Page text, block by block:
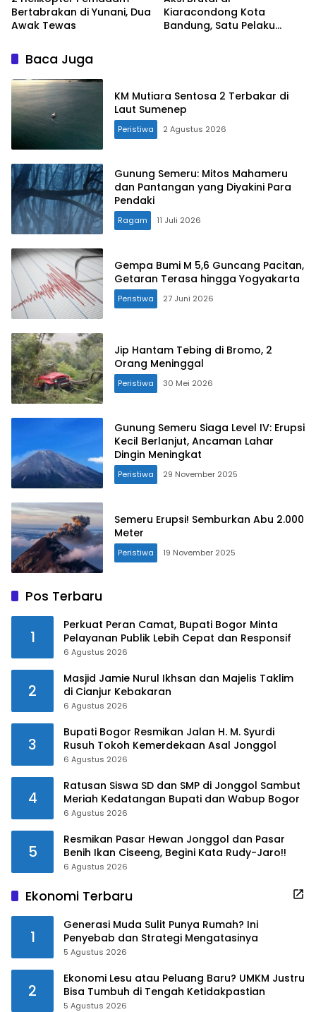
Bertabrakan di Yunani, Dua
Awak Tewas
Kiaracondong Kota
Bandung, Satu Pelaku
Baca Juga
KM Mutiara Sentosa 2 Terbakar di
Laut Sumenep
Peristiwa 2 Agustus 2026
Gunung Semeru: Mitos Mahameru
dan Pantangan yang Diyakini Para
Pendaki
Ragam 11 Juli 2026
Gempa Bumi M 5,6 Guncang Pacitan,
Getaran Terasa hingga Yogyakarta
Peristiwa 27 Juni 2026
Jip Hantam Tebing di Bromo, 2
Orang Meninggal
Peristiwa 30 Mei 2026
Gunung Semeru Siaga Level IV: Erupsi
Kecil Berlanjut, Ancaman Lahar
Dingin Meningkat
Peristiwa 29 November 2025
Semeru Erupsi! Semburkan Abu 2.000
Meter
Peristiwa 19 November 2025
Pos Terbaru
1
Perkuat Peran Camat, Bupati Bogor Minta
Pelayanan Publik Lebih Cepat dan Responsif
6 Agustus 2026
2
Masjid Jamie Nurul Ikhsan dan Majelis Taklim
di Cianjur Kebakaran
6 Agustus 2026
3
Bupati Bogor Resmikan Jalan H. M. Syurdi
Rusuh Tokoh Kemerdekaan Asal Jonggol
6 Agustus 2026
4
Ratusan Siswa SD dan SMP di Jonggol Sambut
Meriah Kedatangan Bupati dan Wabup Bogor
6 Agustus 2026
5
Resmikan Pasar Hewan Jonggol dan Pasar
Benih Ikan Ciseeng, Begini Kata Rudy-Jaro!!
6 Agustus 2026
Ekonomi Terbaru
1
Generasi Muda Sulit Punya Rumah? Ini
Penyebab dan Strategi Mengatasinya
5 Agustus 2026
2
Ekonomi Lesu atau Peluang Baru? UMKM Justru
Bisa Tumbuh di Tengah Ketidakpastian
5 Agustus 2026